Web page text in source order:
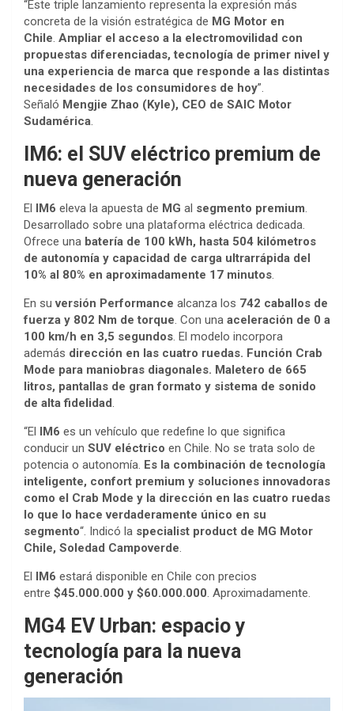
“Este triple lanzamiento representa la expresión más
concreta de la visión estratégica de MG Motor en
Chile. Ampliar el acceso a la electromovilidad con
propuestas diferenciadas, tecnología de primer nivel y
una experiencia de marca que responde a las distintas
necesidades de los consumidores de hoy”.
Señaló Mengjie Zhao (Kyle), CEO de SAIC Motor
Sudamérica.
IM6: el SUV eléctrico premium de
nueva generación
El IM6 eleva la apuesta de MG al segmento premium.
Desarrollado sobre una plataforma eléctrica dedicada.
Ofrece una batería de 100 kWh, hasta 504 kilómetros
de autonomía y capacidad de carga ultrarrápida del
10% al 80% en aproximadamente 17 minutos.
En suversión Performance alcanza los 742 caballos de
fuerza y 802 Nm de torque. Con una aceleración de 0 a
100 km/h en 3,5 segundos. El modelo incorpora
además dirección en las cuatro ruedas. Función Crab
Mode para maniobras diagonales. Maletero de 665
litros, pantallas de gran formato y sistema de sonido
de alta fidelidad.
“El IM6 es un vehículo que redefine lo que significa
conducir un SUV eléctrico en Chile. No se trata solo de
potencia o autonomía. Es la combinación de tecnología
inteligente, confort premium y soluciones innovadoras
como el Crab Mode y la dirección en las cuatro ruedas
lo que lo hace verdaderamente único en su
segmento“. Indicó la specialist product de MG Motor
Chile, Soledad Campoverde.
El IM6 estará disponible en Chile con precios
entre $45.000.000 y $60.000.000. Aproximadamente.
MG4 EV Urban: espacio y
tecnología para la nueva
generación